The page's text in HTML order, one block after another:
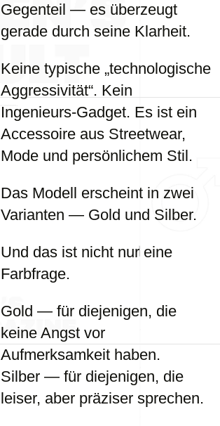
Gegenteil — es überzeugt
gerade durch seine Klarheit.
Keine typische „technologische
Aggressivität“. Kein
Ingenieurs-Gadget. Es ist ein
Accessoire aus Streetwear,
Mode und persönlichem Stil.
Das Modell erscheint in zwei
Varianten — Gold und Silber.
Und das ist nicht nur eine
Farbfrage.
Gold — für diejenigen, die
keine Angst vor
Aufmerksamkeit haben.
Silber — für diejenigen, die
leiser, aber präziser sprechen.